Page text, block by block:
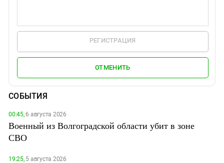
РЕГИСТРАЦИЯ
ОТМЕНИТЬ
СОБЫТИЯ
00:45,6 августа 2026
Военный из Волгоградской области убит в зоне
СВО
19:25,5 августа 2026